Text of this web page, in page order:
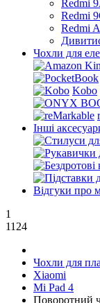
Redmi
Redmi
Redmi
Чохли для
Kobo
Інші
Відгуки про
1
1124
Чохли для
Xiaomi
Mi Pad 4
Поворотний